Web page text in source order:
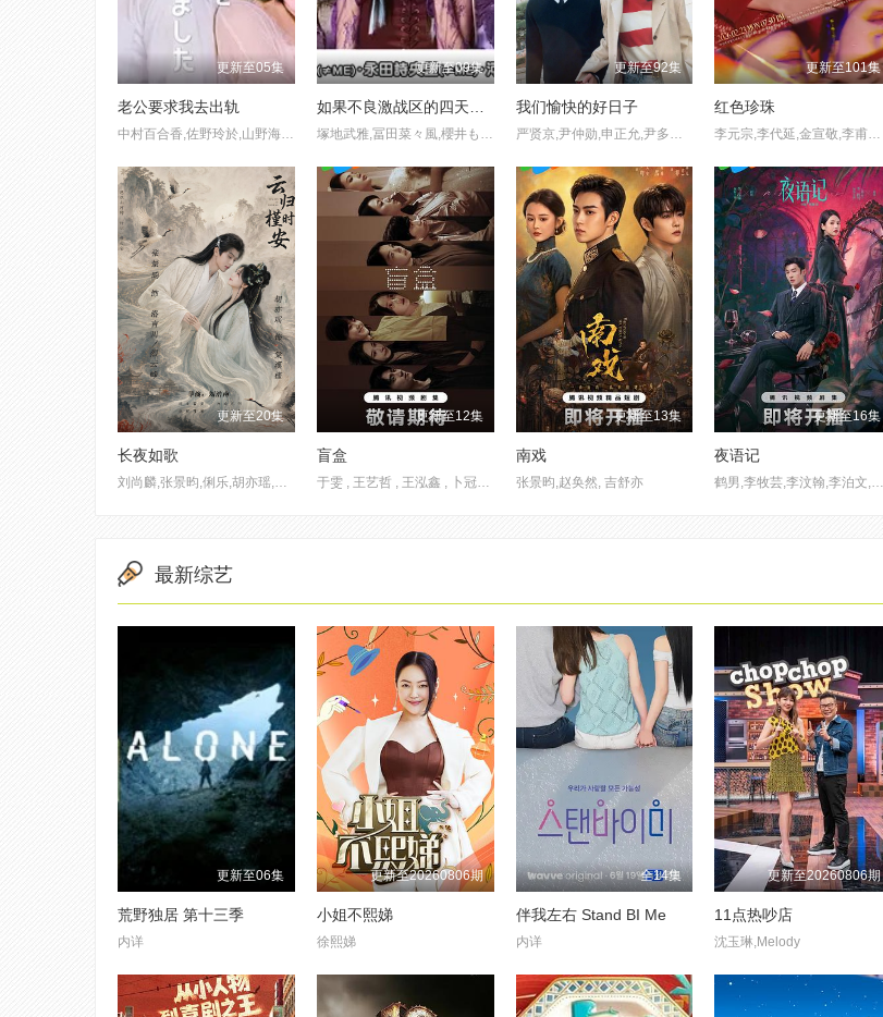
更新至05集
老公要求我去出轨
更新至09集 更新至92集
我们愉快的好日子
更新至101集
红色珍珠
更新至20集
长夜如歌
更新至12集
盲盒
于雯 , 王艺哲 , 王泓鑫 , 卜冠今 , 孙天宇 , 加奈那 , 成岳 , 杨琼 , 易梦玲
更新至13集
南戏
张景昀,赵奂然, 吉舒亦
更新至16集
夜语记
最新综艺
更新至06集
荒野独居 第十三季
内详
更新至20260806期
小姐不熙娣
徐熙娣
全14集
伴我左右 Stand BI Me
内详
更新至20260806期
11点热吵店
沈玉琳,Melody